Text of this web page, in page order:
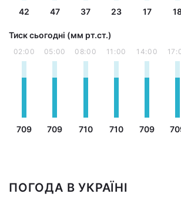
42 47 37 23 17
Тиск сьогодні (мм рт.ст.)
02:00
709
05:00
709
08:00
710
11:00
710
14:00
709
ПОГОДА В УКРАЇНІ